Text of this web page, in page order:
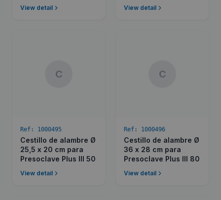
View detail View detail
C
Ref: 1000495
Cestillo de alambre Ø
25,5 x 20 cm para
Presoclave Plus III 50
View detail
C
Ref: 1000496
Cestillo de alambre Ø
36 x 28 cm para
Presoclave Plus III 80
View detail